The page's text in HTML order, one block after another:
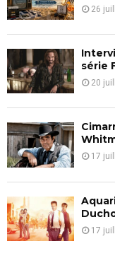
26
série
20
17
17